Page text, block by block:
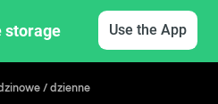
storage Use the App
/ dzienne